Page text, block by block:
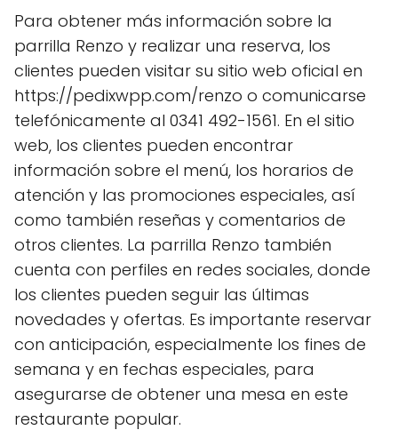
Para obtener más información sobre la
parrilla Renzo y realizar una reserva, los
clientes pueden visitar su sitio web oficial en
https://pedixwpp.com/renzo o comunicarse
telefónicamente al 0341 492-1561. En el sitio
web, los clientes pueden encontrar
información sobre el menú, los horarios de
atención y las promociones especiales, así
como también reseñas y comentarios de
otros clientes. La parrilla Renzo también
cuenta con perfiles en redes sociales, donde
los clientes pueden seguir las últimas
novedades y ofertas. Es importante reservar
con anticipación, especialmente los fines de
semana y en fechas especiales, para
asegurarse de obtener una mesa en este
restaurante popular.